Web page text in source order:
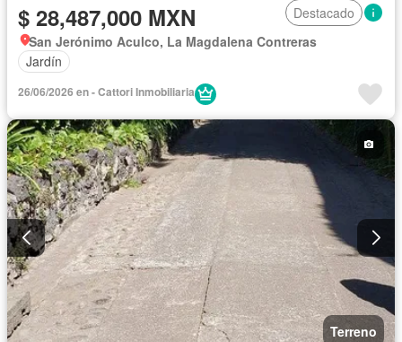
$ 28,487,000 MXN
Destacado
San Jerónimo Aculco, La Magdalena Contreras
Jardín
26/06/2026 en - Cattori Inmobiliaria
Terreno